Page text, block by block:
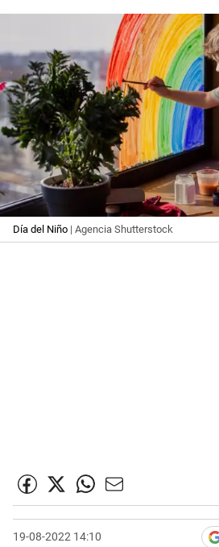
Día del Niño | Agencia Shutterstock
19-08-2022 14:10